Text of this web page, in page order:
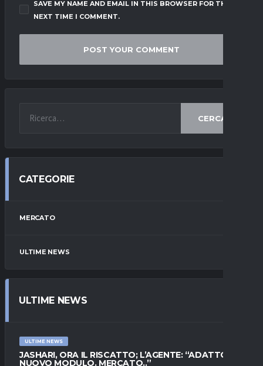
SAVE MY NAME AND EMAIL IN THIS BROWSER FOR THE
NEXT TIME I COMMENT.
CERCA
CATEGORIE
MERCATO
ULTIME NEWS
ULTIME NEWS
ULTIME NEWS
JASHARI, ORA IL RISCATTO; L’AGENTE: “ADATTO AL
NUOVO MODULO. MERCATO..”